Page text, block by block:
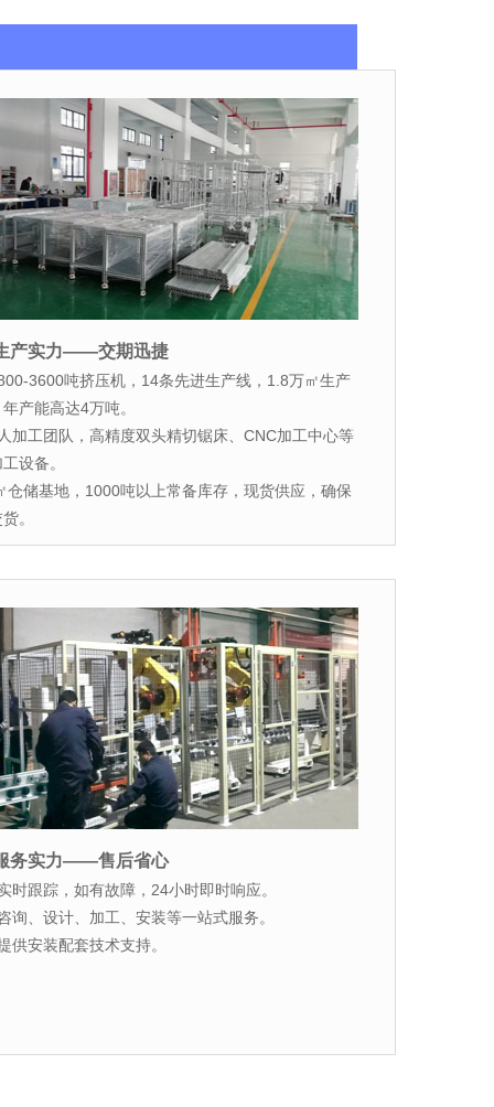
产实力——交期迅捷
3600吨挤压机，14条先进生产线，1.8万㎡生产
产能高达4万吨。
加工团队，高精度双头精切锯床、CNC加工中心等
设备。
仓储基地，1000吨以上常备库存，现货供应，确保
。
务实力——售后省心
时跟踪，如有故障，24小时即时响应。
询、设计、加工、安装等一站式服务。
供安装配套技术支持。